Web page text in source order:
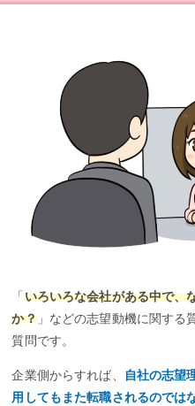
「 いろいろな会社がある中で、
か？」などの志望動機に関する
質問です。
企業側からすれば、
自社の志望
用してもまた転職されるのでは